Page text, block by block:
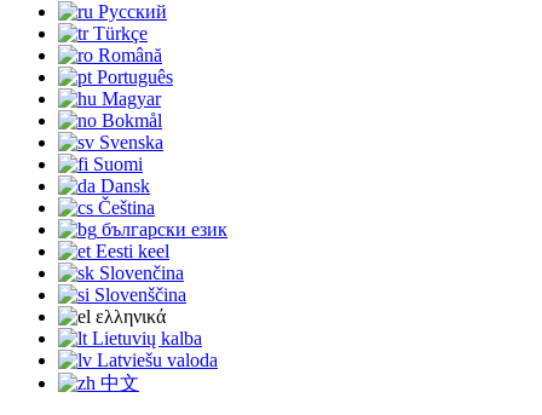
Русский
Türkçe
Română
Português
Magyar
Bokmål
Svenska
Suomi
Dansk
Čeština
български език
Eesti keel
Slovenčina
Slovenščina
ελληνικά
Lietuvių kalba
Latviešu valoda
中文